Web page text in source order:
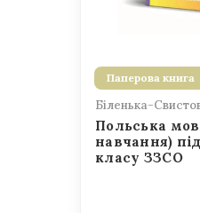
Паперова книга
Біленька-
Польська
навчання)
класу ЗЗСО